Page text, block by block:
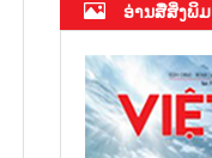
ອ່ານສື່ສິ່ງພິມ